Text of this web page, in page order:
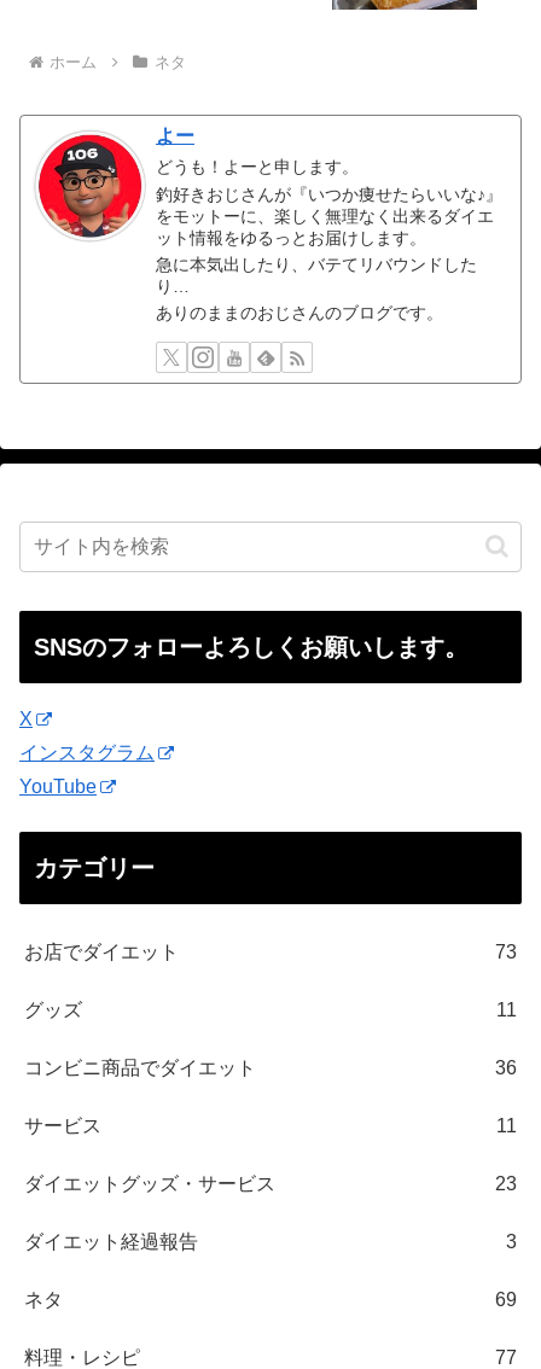
ホーム ネタ
よー
どうも！よーと申します。
釣好きおじさんが『いつか痩せたらいいな♪』
をモットーに、楽しく無理なく出来るダイエ
ット情報をゆるっとお届けします。
急に本気出したり、バテてリバウンドした
り…
ありのままのおじさんのブログです。
SNSのフォローよろしくお願いします。
X
インスタグラム
YouTube
カテゴリー
お店でダイエット 73
グッズ 11
コンビニ商品でダイエット 36
サービス 11
ダイエットグッズ・サービス 23
ダイエット経過報告 3
ネタ 69
料理・レシピ 77